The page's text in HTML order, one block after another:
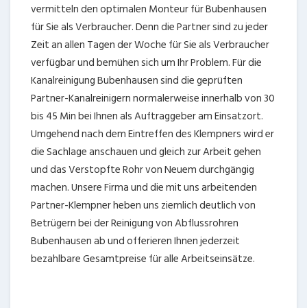
vermitteln den optimalen Monteur für Bubenhausen
für Sie als Verbraucher. Denn die Partner sind zu jeder
Zeit an allen Tagen der Woche für Sie als Verbraucher
verfügbar und bemühen sich um Ihr Problem. Für die
Kanalreinigung Bubenhausen sind die geprüften
Partner-Kanalreinigern normalerweise innerhalb von 30
bis 45 Min bei Ihnen als Auftraggeber am Einsatzort.
Umgehend nach dem Eintreffen des Klempners wird er
die Sachlage anschauen und gleich zur Arbeit gehen
und das Verstopfte Rohr von Neuem durchgängig
machen. Unsere Firma und die mit uns arbeitenden
Partner-Klempner heben uns ziemlich deutlich von
Betrügern bei der Reinigung von Abflussrohren
Bubenhausen ab und offerieren Ihnen jederzeit
bezahlbare Gesamtpreise für alle Arbeitseinsätze.